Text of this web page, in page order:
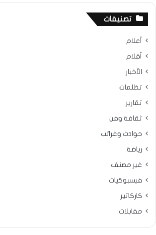
تصنيفات
أعلام
أقلام
الأخبار
تظلمات
تقارير
ثقافة وفن
حوادث وغرائب
رياضة
غير مصنف
فيسبوكيات
كاركاتير
مقابلات